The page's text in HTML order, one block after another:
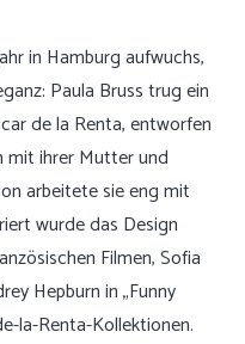
in Hamburg aufwuchs,
Paula Bruss trug ein
de la Renta, entworfen
mit ihrer Mutter und
arbeitete sie eng mit
wurde das Design
Filmen, Sofia
Hepburn in „Funny
la-Renta-Kollektionen.